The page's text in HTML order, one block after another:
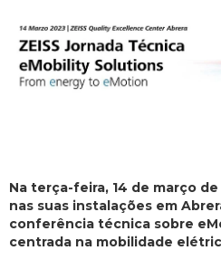
Na terça-feira, 14 de março de
nas suas instalações em
conferência técnica sobre
centrada na mobilidade